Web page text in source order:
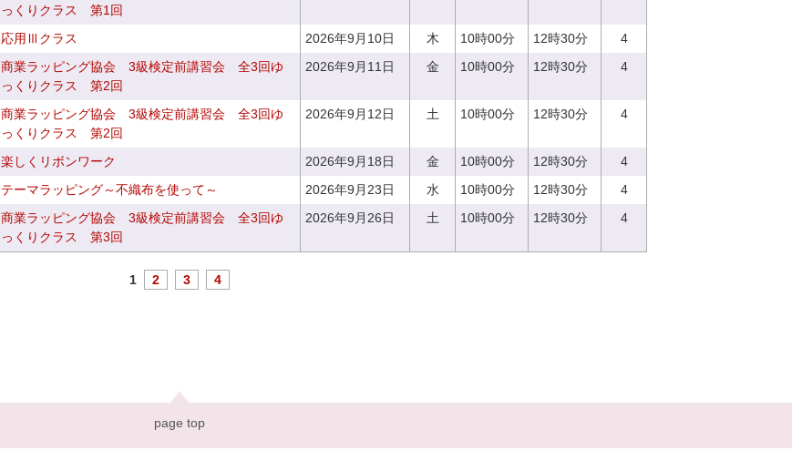
っくりクラス 第1回
応用Ⅲクラス 2026年9月10日 木 10時00分 12時30分
4
商業ラッピング協会 3級検定前講習会 全3回ゆ
っくりクラス 第2回
2026年9月11日 金 10時00分 12時30分 4
商業ラッピング協会 3級検定前講習会 全3回ゆ
っくりクラス 第2回
2026年9月12日 土 10時00分 12時30分 4
楽しくリボンワーク 2026年9月18日 金 10時00分 12時30分
4
テーマラッピング～不織布を使って～ 2026年9月23日 水 10時00分 12時30分
4
商業ラッピング協会 3級検定前講習会 全3回ゆ
っくりクラス 第3回
2026年9月26日 土 10時00分 12時30分 4
1 2 3 4
page top